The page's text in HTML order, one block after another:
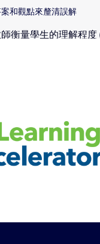
和觀點來釐清誤解
衡量學生的理解程度
額外支援，或在全體
器 (Learning
開發